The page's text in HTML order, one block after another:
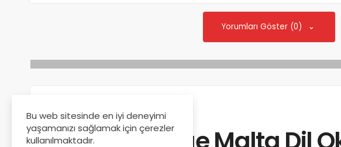
Yorumları Göster (0)
Anasayfa Malta Dil Okulları
Bu web sitesinde en iyi deneyimi
yaşamanızı sağlamak için çerezler
kullanılmaktadır.